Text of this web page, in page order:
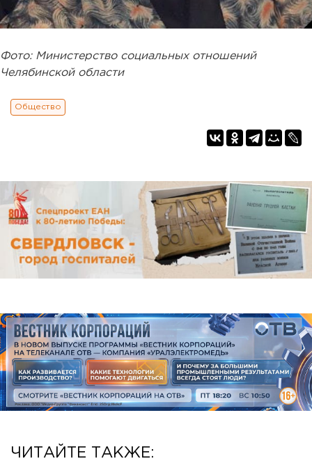
Фото: Министерство социальных отношений
Челябинской области
Общество
ЧИТАЙТЕ ТАКЖЕ: